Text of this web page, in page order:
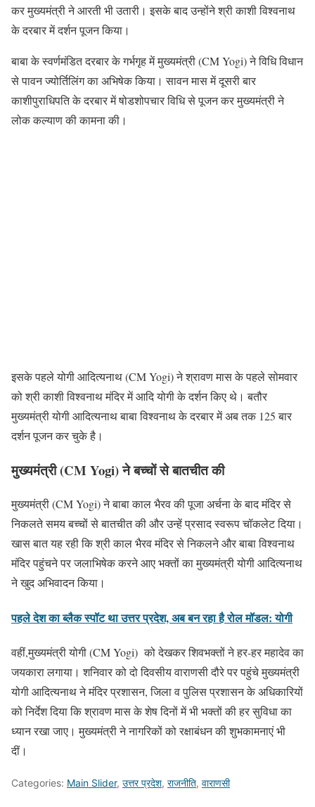
कर मुख्यमंत्री ने आरती भी उतारी। इसके बाद उन्होंने श्री काशी विश्वनाथ
के दरबार में दर्शन पूजन किया।
बाबा के स्वर्णमंडित दरबार के गर्भगृह में मुख्यमंत्री (CM Yogi) ने विधि विधान
से पावन ज्योर्तिलिंग का अभिषेक किया। सावन मास में दूसरी बार
काशीपुराधिपति के दरबार में षोडशोपचार विधि से पूजन कर मुख्यमंत्री ने
लोक कल्याण की कामना की।
इसके पहले योगी आदित्यनाथ (CM Yogi) ने श्रावण मास के पहले सोमवार
को श्री काशी विश्वनाथ मंदिर में आदि योगी के दर्शन किए थे। बतौर
मुख्यमंत्री योगी आदित्यनाथ बाबा विश्वनाथ के दरबार में अब तक 125 बार
दर्शन पूजन कर चुके है।
मुख्यमंत्री (CM Yogi) ने बच्चों से बातचीत की
मुख्यमंत्री (CM Yogi) ने बाबा काल भैरव की पूजा अर्चना के बाद मंदिर से
निकलते समय बच्चों से बातचीत की और उन्हें प्रसाद स्वरूप चॉकलेट दिया।
खास बात यह रही कि श्री काल भैरव मंदिर से निकलने और बाबा विश्वनाथ
मंदिर पहुंचने पर जलाभिषेक करने आए भक्तों का मुख्यमंत्री योगी आदित्यनाथ
ने खुद अभिवादन किया।
पहले देश का ब्लैक स्पॉट था उत्तर प्रदेश, अब बन रहा है रोल मॉडल: योगी
वहीं,मुख्यमंत्री योगी (CM Yogi) को देखकर शिवभक्तों ने हर-हर महादेव का
जयकारा लगाया। शनिवार को दो दिवसीय वाराणसी दौरे पर पहुंचे मुख्यमंत्री
योगी आदित्यनाथ ने मंदिर प्रशासन, जिला व पुलिस प्रशासन के अधिकारियों
को निर्देश दिया कि श्रावण मास के शेष दिनों में भी भक्तों की हर सुविधा का
ध्यान रखा जाए। मुख्यमंत्री ने नागरिकों को रक्षाबंधन की शुभकामनाएं भी
दीं।
Categories: Main Slider, उत्तर प्रदेश, राजनीति, वाराणसी